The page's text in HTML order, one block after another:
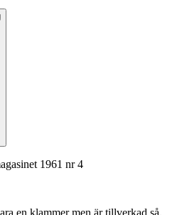
1961 nr 4